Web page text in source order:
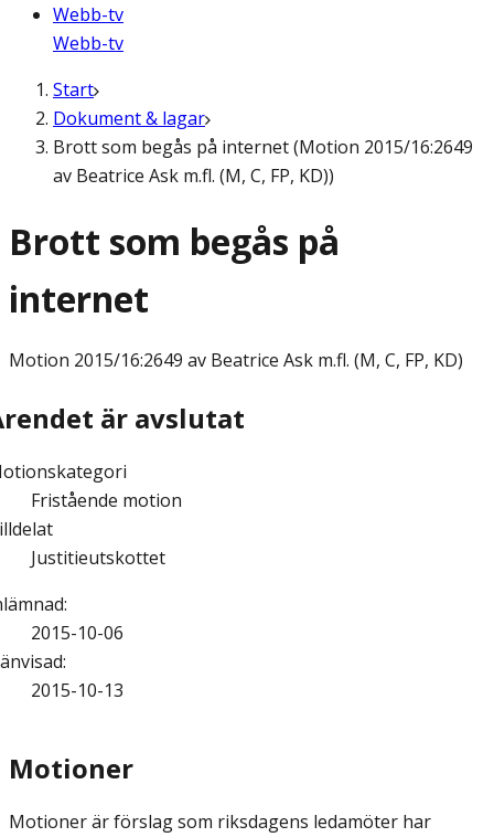
Webb-tv
Webb-tv
Start
Dokument & lagar
Brott som begås på internet (Motion 2015/16:2649
av Beatrice Ask m.fl. (M, C, FP, KD))
Brott som begås på
internet
Motion 2015/16:2649 av Beatrice Ask m.fl. (M, C, FP, KD)
är avslutat
Fristående motion
Justitieutskottet
:
2015-10-06
:
2015-10-13
Motioner
Motioner är förslag som riksdagens ledamöter har